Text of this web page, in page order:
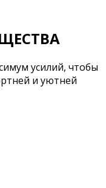
усилий, чтобы
и уютней